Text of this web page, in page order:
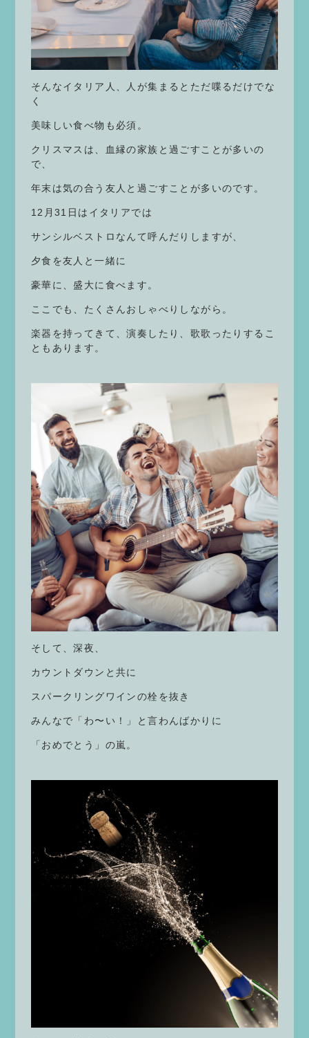
そんなイタリア人、人が集まるとただ喋るだけでな
く
美味しい食べ物も必須。
クリスマスは、血縁の家族と過ごすことが多いの
で、
年末は気の合う友人と過ごすことが多いのです。
12月31日はイタリアでは
サンシルベストロなんて呼んだりしますが、
夕食を友人と一緒に
豪華に、盛大に食べます。
ここでも、たくさんおしゃべりしながら。
楽器を持ってきて、演奏したり、歌歌ったりするこ
ともあります。
そして、深夜、
カウントダウンと共に
スパークリングワインの栓を抜き
みんなで「わ〜い！」と言わんばかりに
「おめでとう」の嵐。